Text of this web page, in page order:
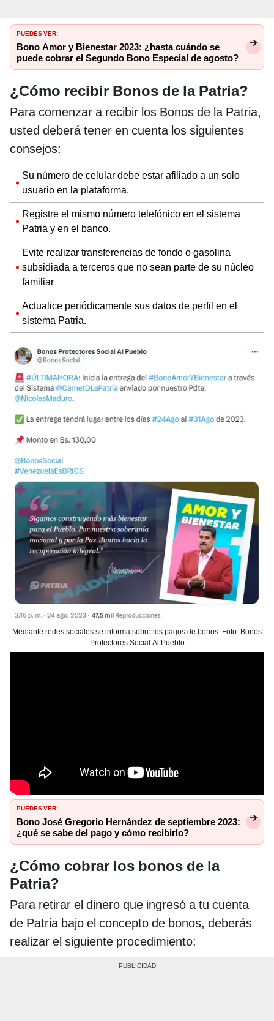
PUEDES VER:
Bono Amor y Bienestar 2023: ¿hasta cuándo se
puede cobrar el Segundo Bono Especial de agosto?
¿Cómo recibir Bonos de la Patria?
Para comenzar a recibir los Bonos de la Patria,
usted deberá tener en cuenta los siguientes
consejos:
Su número de celular debe estar afiliado a un solo
usuario en la plataforma.
Registre el mismo número telefónico en el sistema
Patria y en el banco.
Evite realizar transferencias de fondo o gasolina
subsidiada a terceros que no sean parte de su núcleo
familiar
Actualice periódicamente sus datos de perfil en el
sistema Patria.
Mediante redes sociales se informa sobre los pagos de bonos. Foto: Bonos
Protectores Social Al Pueblo
PUEDES VER:
Bono José Gregorio Hernández de septiembre 2023:
¿qué se sabe del pago y cómo recibirlo?
¿Cómo cobrar los bonos de la
Patria?
Para retirar el dinero que ingresó a tu cuenta
de Patria bajo el concepto de bonos, deberás
realizar el siguiente procedimiento: